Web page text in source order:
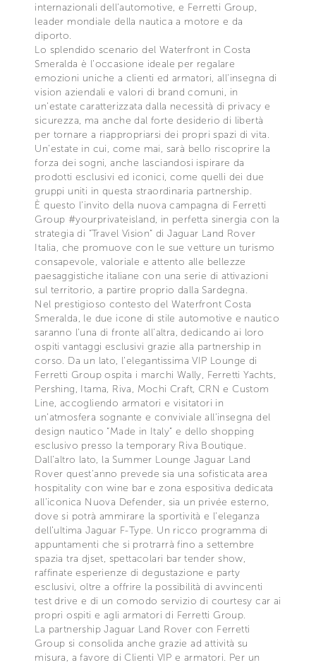
internazionali dell’automotive, e Ferretti Group,
leader mondiale della nautica a motore e da
diporto.
Lo splendido scenario del Waterfront in Costa
Smeralda è l’occasione ideale per regalare
emozioni uniche a clienti ed armatori, all’insegna di
vision aziendali e valori di brand comuni, in
un’estate caratterizzata dalla necessità di privacy e
sicurezza, ma anche dal forte desiderio di libertà
per tornare a riappropriarsi dei propri spazi di vita.
Un’estate in cui, come mai, sarà bello riscoprire la
forza dei sogni, anche lasciandosi ispirare da
prodotti esclusivi ed iconici, come quelli dei due
gruppi uniti in questa straordinaria partnership.
È questo l’invito della nuova campagna di Ferretti
Group #yourprivateisland, in perfetta sinergia con la
strategia di “Travel Vision” di Jaguar Land Rover
Italia, che promuove con le sue vetture un turismo
consapevole, valoriale e attento alle bellezze
paesaggistiche italiane con una serie di attivazioni
sul territorio, a partire proprio dalla Sardegna.
Nel prestigioso contesto del Waterfront Costa
Smeralda, le due icone di stile automotive e nautico
saranno l’una di fronte all’altra, dedicando ai loro
ospiti vantaggi esclusivi grazie alla partnership in
corso. Da un lato, l’elegantissima VIP Lounge di
Ferretti Group ospita i marchi Wally, Ferretti Yachts,
Pershing, Itama, Riva, Mochi Craft, CRN e Custom
Line, accogliendo armatori e visitatori in
un’atmosfera sognante e conviviale all’insegna del
design nautico “Made in Italy” e dello shopping
esclusivo presso la temporary Riva Boutique.
Dall’altro lato, la Summer Lounge Jaguar Land
Rover quest’anno prevede sia una sofisticata area
hospitality con wine bar e zona espositiva dedicata
all’iconica Nuova Defender, sia un privée esterno,
dove si potrà ammirare la sportività e l’eleganza
dell’ultima Jaguar F-Type. Un ricco programma di
appuntamenti che si protrarrà fino a settembre
spazia tra djset, spettacolari bar tender show,
raffinate esperienze di degustazione e party
esclusivi, oltre a offrire la possibilità di avvincenti
test drive e di un comodo servizio di courtesy car ai
propri ospiti e agli armatori di Ferretti Group.
La partnership Jaguar Land Rover con Ferretti
Group si consolida anche grazie ad attività su
misura, a favore di Clienti VIP e armatori. Per un